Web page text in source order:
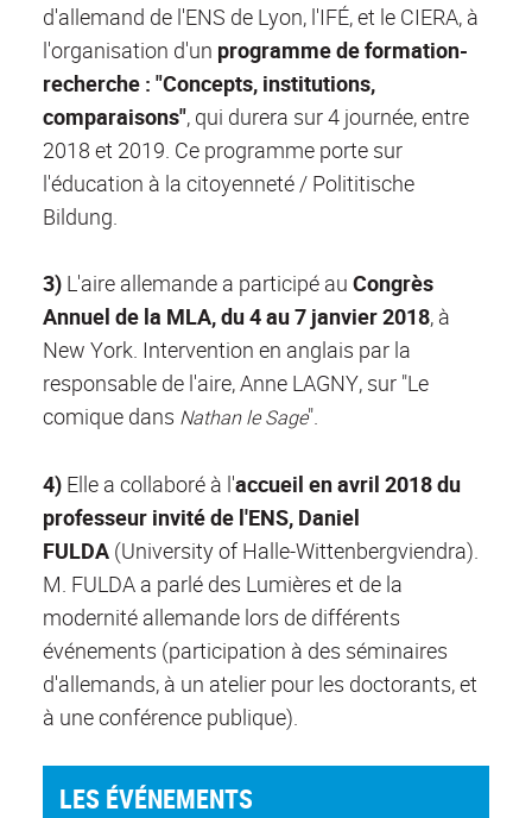
d'allemand de l'ENS de Lyon, l'IFÉ, et le CIERA, à
l'organisation d'un programme de formation-
recherche : "Concepts, institutions,
comparaisons", qui durera sur 4 journée, entre
2018 et 2019. Ce programme porte sur
l'éducation à la citoyenneté / Polititische
Bildung.
3) L'aire allemande a participé au Congrès
Annuel de la MLA, du 4 au 7 janvier 2018, à
New York. Intervention en anglais par la
responsable de l'aire, Anne LAGNY, sur "Le
comique dans Nathan le Sage".
4) Elle a collaboré à l'accueil en avril 2018 du
professeur invité de l'ENS, Daniel
FULDA (University of Halle-Wittenbergviendra).
M. FULDA a parlé des Lumières et de la
modernité allemande lors de différents
événements (participation à des séminaires
d'allemands, à un atelier pour les doctorants, et
à une conférence publique).
LES ÉVÉNEMENTS